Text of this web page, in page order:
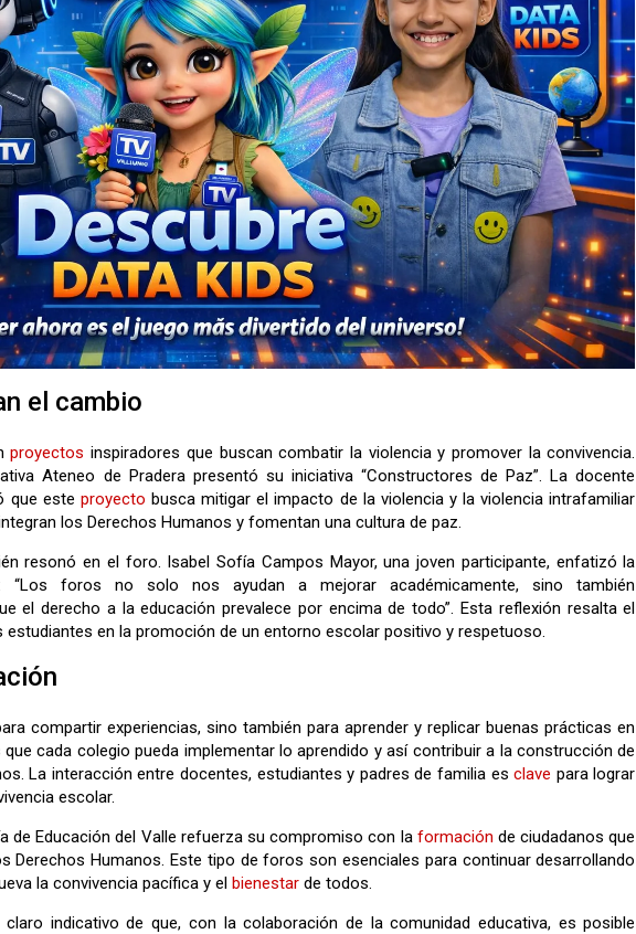
el cambio
proyectos inspiradores que buscan combatir la violencia y promover la convivencia.
Ateneo de Pradera presentó su iniciativa “Constructores de Paz”. La docente
que este proyecto busca mitigar el impacto de la violencia y la violencia intrafamiliar
los Derechos Humanos y fomentan una cultura de paz.
resonó en el foro. Isabel Sofía Campos Mayor, una joven participante, enfatizó la
“Los foros no solo nos ayudan a mejorar académicamente, sino también
el derecho a la educación prevalece por encima de todo”. Esta reflexión resalta el
estudiantes en la promoción de un entorno escolar positivo y respetuoso.
compartir experiencias, sino también para aprender y replicar buenas prácticas en
cada colegio pueda implementar lo aprendido y así contribuir a la construcción de
La interacción entre docentes, estudiantes y padres de familia esclave para lograr
escolar.
de Educación del Valle refuerza su compromiso con la formación de ciudadanos que
Derechos Humanos. Este tipo de foros son esenciales para continuar desarrollando
la convivencia pacífica y el bienestar de todos.
indicativo de que, con la colaboración de la comunidad educativa, es posible